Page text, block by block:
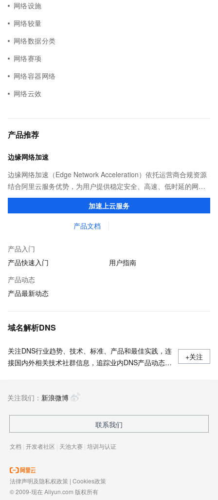
网络设施
网络较量
网络数据分类
网络赛项
网络容器网络
网络云效
产品推荐
边缘网络加速
边缘网络加速（Edge Network Acceleration）依托运营商合规资源
结合阿里云服务优势，为用户提供稳定安全、高速、低时延的网络
传输，解决客户不同站点的连接、组网、数据安全传输、业务质量
加速上云服务
产品文档
产品入门
产品快速入门
用户指南
产品动态
产品最新动态
域名解析DNS
关注DNS行业趋势、技术、标准、产品和最佳实践，连
接国内外相关技术社群信息，追踪业内DNS产品动态，
+关注
关注我们： 新浪微博
联系我们
文档 | 开发者社区 | 天池大赛 | 培训与认证
法律声明及隐私权政策 | Cookies政策
© 2009-现在 Aliyun.com 版权所有